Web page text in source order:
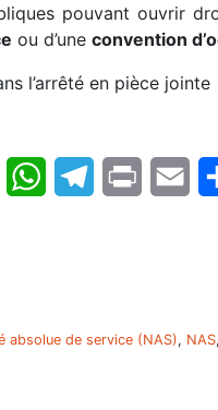
pouvant ouvrir
ou d’une convention
l’arrêté en pièce jointe
FacebookWhatsAppTelegram
Print
absolue de service (NAS), NAS,